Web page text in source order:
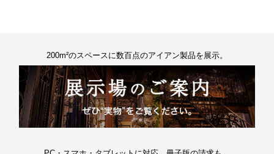
200m²のスペースに数百点のアイアン製品を展示。